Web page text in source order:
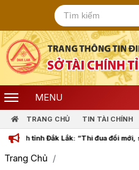
MENU
TRANG CHỦ TIN TÀI CHÍNH
Đắk Lắk: “Thi đua đổi mới, sáng
Trang Chủ